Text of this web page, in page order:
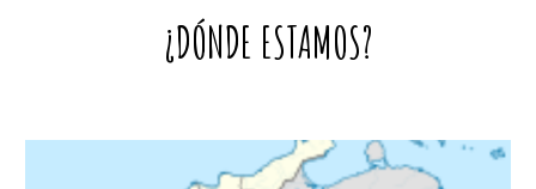
¿DÓNDE ESTAMOS?